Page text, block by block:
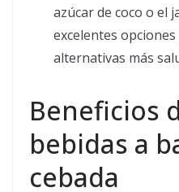
azúcar de coco o el
excelentes
alternativas más
Beneficios
bebidas a
cebada